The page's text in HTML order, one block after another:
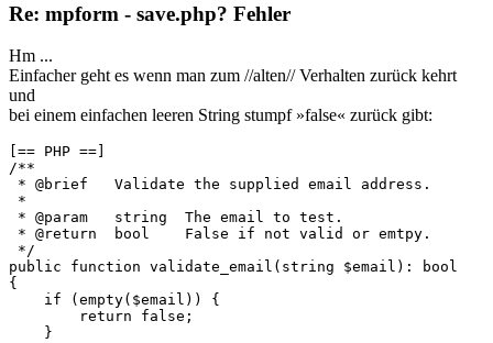
Re: mpform - save.php? Fehler
Hm ...
Einfacher geht es wenn man zum //alten// Verhalten zurück kehrt
und
bei einem einfachen leeren String stumpf »false« zurück gibt:
[== PHP ==]
/**
* @brief   Validate the supplied email address.
*
* @param   string  The email to test.
* @return  bool    False if not valid or emtpy.
*/
public function validate_email(string $email): bool
{
    if (empty($email)) {
        return false;
    }